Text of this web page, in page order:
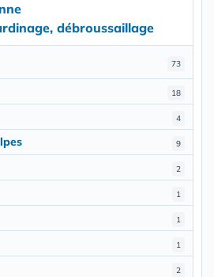
débroussaillage
73
18
4
9
2
1
1
1
2